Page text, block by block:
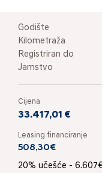
Godište
Kilometraža
Registriran do
Jamstvo
Cijena
33.417,01 €
Leasing financiranje
508,30€
20% učešće -